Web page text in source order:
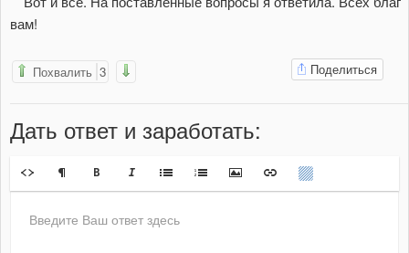
вам!
Похвалить 3 Поделиться
Дать ответ и заработать: